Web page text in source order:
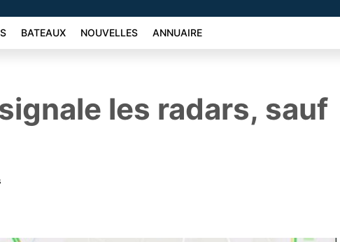
BATEAUX NOUVELLES ANNUAIRE
les radars, sauf